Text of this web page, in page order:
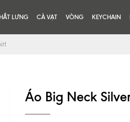
LƯNG CÀ VẠT VÒNG KEYCHAIN
Áo Big Neck